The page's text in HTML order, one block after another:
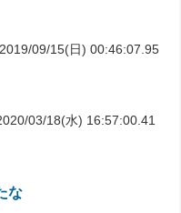
2019/09/15(日) 00:46:07.95
03/18(水) 16:57:00.41
な